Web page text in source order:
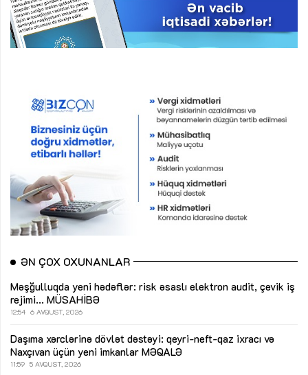
ƏN ÇOX OXUNANLAR
Məşğulluqda yeni hədəflər: risk əsaslı elektron audit, çevik iş
rejimi... MÜSAHİBƏ
12:54 6 AVQUST, 2026
Daşıma xərclərinə dövlət dəstəyi: qeyri-neft-qaz ixracı və
Naxçıvan üçün yeni imkanlar MƏQALƏ
11:59 5 AVQUST, 2026